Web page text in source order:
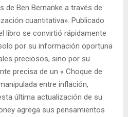
de Ben Bernanke a través de
cuantitativa». Publicado
libro se convirtió rápidamente
por su información oportuna
preciosos, sino por su
precisa de un « Choque de
entre inflación,
última actualización de su
agrega sus pensamientos